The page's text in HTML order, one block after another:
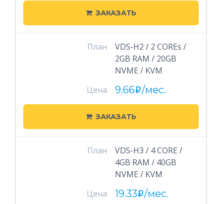
ЗАКАЗАТЬ
План
VDS-H2 / 2 COREs /
2GB RAM / 20GB
NVME / KVM
Цена
9.66i/мес.
ЗАКАЗАТЬ
План
VDS-H3 / 4 CORE /
4GB RAM / 40GB
NVME / KVM
Цена
19.33i/мес.